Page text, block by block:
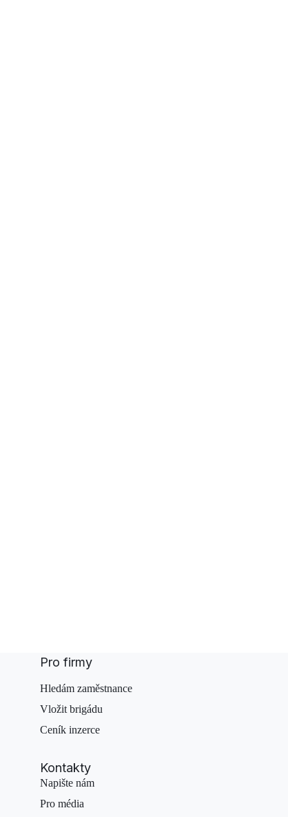
Pro firmy
Hledám zaměstnance
Vložit brigádu
Ceník inzerce
Kontakty
Napište nám
Pro média